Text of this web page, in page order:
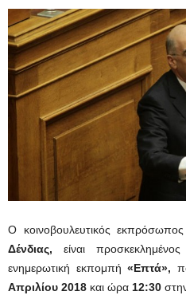
Ο κοινοβουλευτικός
Δένδιας, είναι
ενημερωτική εκπομπή«Επτά»,
Απριλίου 2018 και ώρα 12:30